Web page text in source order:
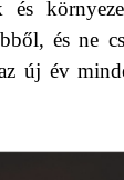
és
és ne
új év